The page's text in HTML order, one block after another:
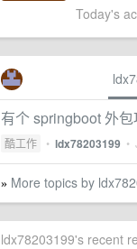
Today's
有个 springboot 外
酷工作 • ldx78203199 •
» More topics by
ldx78203199's recent